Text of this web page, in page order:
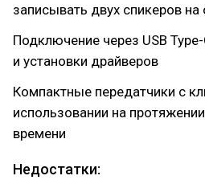
записывать двух спикеров
Подключение через USB
и установки драйверов
Компактные передатчики с
использовании на
времени
Недостатки: